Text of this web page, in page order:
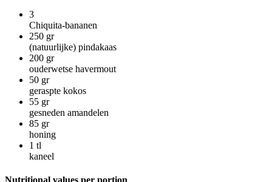
3
Chiquita-bananen
250 gr
(natuurlijke) pindakaas
200 gr
ouderwetse havermout
50 gr
geraspte kokos
55 gr
gesneden amandelen
85 gr
honing
1 tl
kaneel
Nutritional values per portion